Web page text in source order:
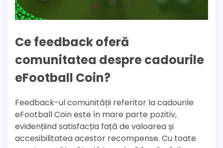
Ce feedback oferă
comunitatea despre cadourile
eFootball Coin?
Feedback-ul comunității referitor la cadourile
eFootball Coin este în mare parte pozitiv,
evidențiind satisfacția față de valoarea și
accesibilitatea acestor recompense. Cu toate